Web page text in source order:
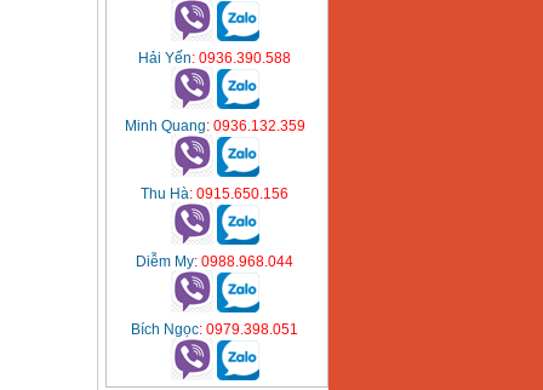
Hải Yến: 0936.390.588
Minh Quang: 0936.132.359
Thu Hà: 0915.650.156
Diễm My: 0988.968.044
Bích Ngọc: 0979.398.051